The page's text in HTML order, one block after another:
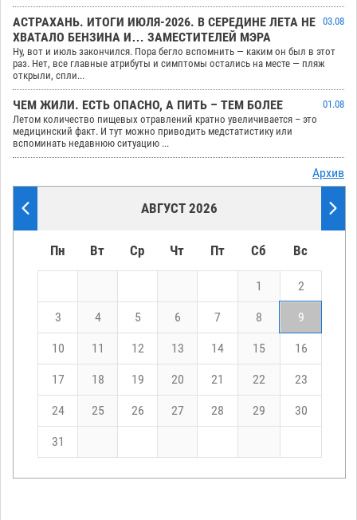
АСТРАХАНЬ. ИТОГИ ИЮЛЯ-2026. В СЕРЕДИНЕ ЛЕТА НЕ
ХВАТАЛО БЕНЗИНА И… ЗАМЕСТИТЕЛЕЙ МЭРА
03.08
Ну, вот и июль закончился. Пора бегло вспомнить — каким он был в этот
раз. Нет, все главные атрибуты и симптомы остались на месте — пляж
открыли, спли...
ЧЕМ ЖИЛИ. ЕСТЬ ОПАСНО, А ПИТЬ – ТЕМ БОЛЕЕ
01.08
Летом количество пищевых отравлений кратно увеличивается – это
медицинский факт. И тут можно приводить медстатистику или
вспоминать недавнюю ситуацию ...
Архив
АВГУСТ 2026
Пн Вт Ср Чт Пт Сб Вс
1 2
3 4 5 6 7 8 9
10 11 12 13 14 15 16
17 18 19 20 21 22 23
24 25 26 27 28 29 30
31